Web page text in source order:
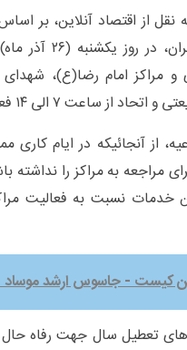
نقل از اقتصاد آنلاین، بر
فنی خودروهای
مراکز امام رضا(ع)، شهدای
از ساعت ۷ الی ۱۴ فعال هستند.
از آنجائیکه در ایام
مراجعه به مراکز را
نسبت به فعالیت
کیست - جاسوس ارشد موساد
تعطیل سال جهت رفاه حال